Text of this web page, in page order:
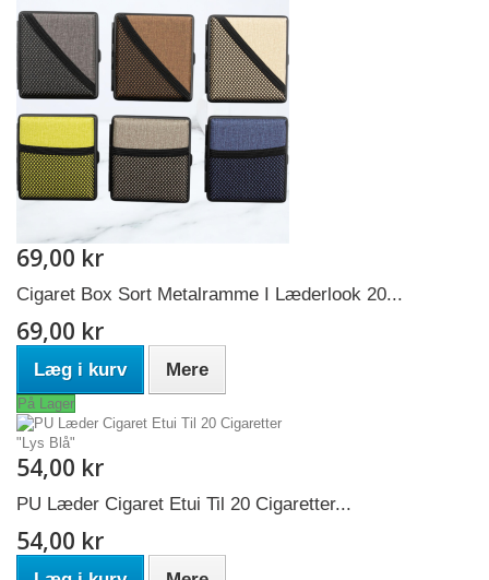
69,00 kr
Cigaret Box Sort Metalramme I Læderlook 20...
69,00 kr
Læg i kurv Mere
På Lager
54,00 kr
PU Læder Cigaret Etui Til 20 Cigaretter...
54,00 kr